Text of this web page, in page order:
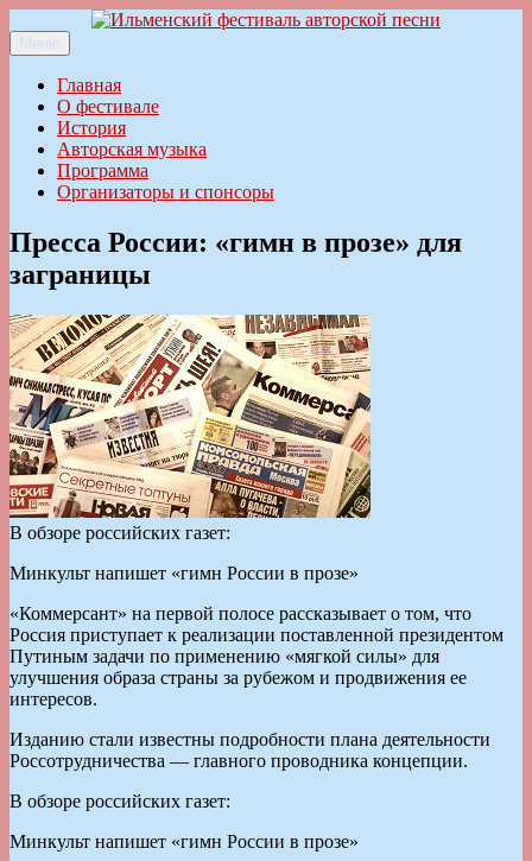
к
содержимому
Ильменский фестиваль авторской песни
Меню
Главная
О фестивале
История
Авторская музыка
Программа
Организаторы и спонсоры
Пресса России: «гимн в прозе» для
заграницы
В обзоре российских газет:
Минкульт напишет «гимн России в прозе»
«Коммерсант» на первой полосе рассказывает о том, что
Россия приступает к реализации поставленной президентом
Путиным задачи по применению «мягкой силы» для
улучшения образа страны за рубежом и продвижения ее
интересов.
Изданию стали известны подробности плана деятельности
Россотрудничества — главного проводника концепции.
В обзоре российских газет:
Минкульт напишет «гимн России в прозе»